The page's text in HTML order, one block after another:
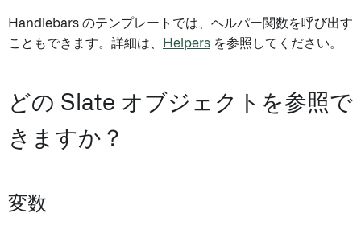
Handlebars のテンプレートでは、ヘルパー関数を呼び出す
こともできます。詳細は、
Helpers を参照してください。
どの Slate オブジェクトを参照で
きますか？
変数